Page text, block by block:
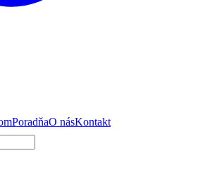
PoradňaO násKontakt